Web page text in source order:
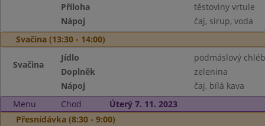
Příloha
těstoviny vrtule
Nápoj
čaj, sirup, voda
Svačina (13:30 - 14:00)
Svačina
Jídlo
podmáslový
Doplněk
zelenina
Nápoj
čaj, bílá kava
Menu
Chod
Úterý 7. 11. 2023
Přesnídávka (8:30 - 9:00)